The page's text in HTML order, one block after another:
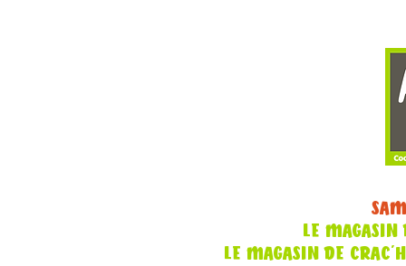
LE MAGASIN
LE MAGASIN DE